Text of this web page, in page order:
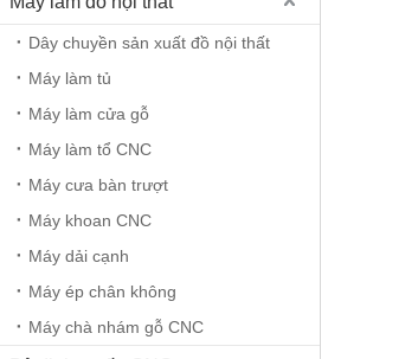
Dây chuyền sản xuất đồ nội thất
Máy làm tủ
Máy làm cửa gỗ
Máy làm tổ CNC
Máy cưa bàn trượt
Máy khoan CNC
Máy dải cạnh
Máy ép chân không
Máy chà nhám gỗ CNC